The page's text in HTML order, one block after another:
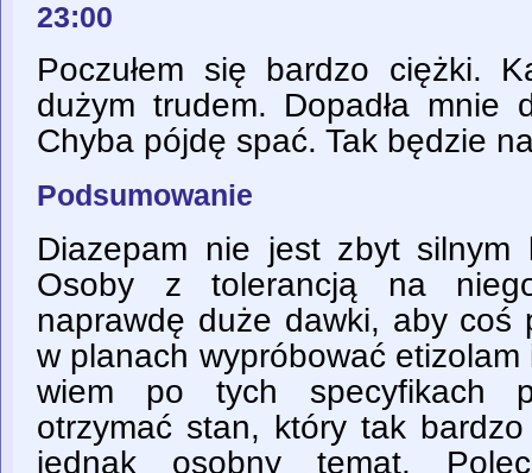
23:00
Poczułem się bardzo ciężki.
dużym trudem. Dopadła mnie
Chyba pójdę spać. Tak będzie
Podsumowanie
Diazepam nie jest zbyt silnym
Osoby z tolerancją na
naprawdę duże dawki, aby coś
w planach wypróbować
wiem po tych specyfikach
otrzymać stan, który tak
jednak osobny temat.